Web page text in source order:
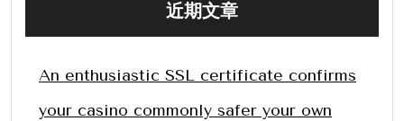
近期文章
An enthusiastic SSL certificate confirms
your casino commonly safer your own